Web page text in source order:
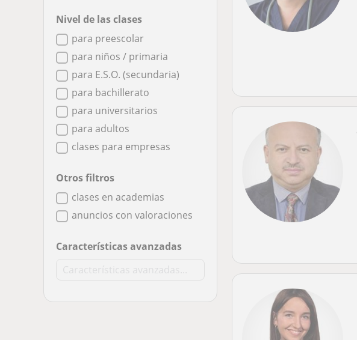
Nivel de las clases
para preescolar
para niños / primaria
para E.S.O. (secundaria)
para bachillerato
para universitarios
para adultos
clases para empresas
Otros filtros
clases en academias
anuncios con valoraciones
Características avanzadas